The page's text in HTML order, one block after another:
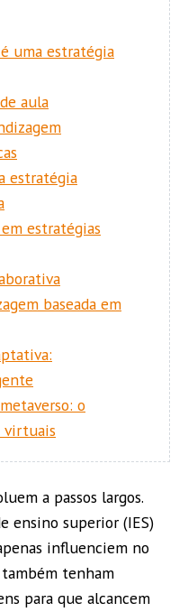
uma estratégia
aula
estratégia
estratégias
baseada em
o
virtuais
a passos largos.
ensino superior (IES)
influenciem no
também tenham
para que alcancem